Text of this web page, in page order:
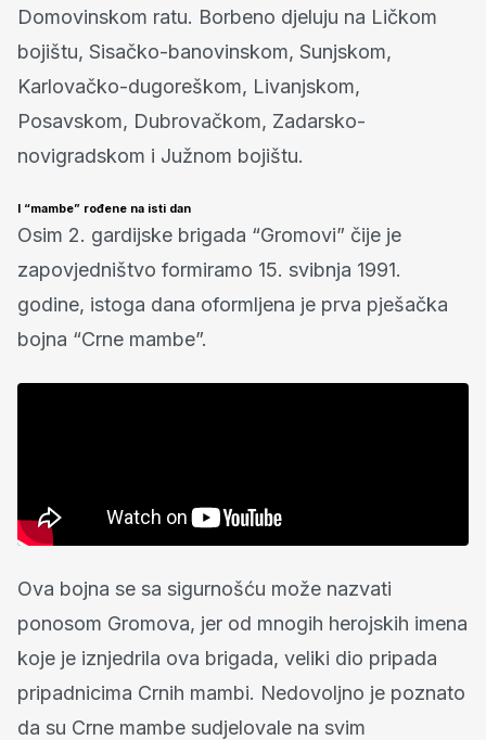
Domovinskom ratu. Borbeno djeluju na Ličkom
bojištu, Sisačko-banovinskom, Sunjskom,
Karlovačko-dugoreškom, Livanjskom,
Posavskom, Dubrovačkom, Zadarsko-
novigradskom i Južnom bojištu.
I “mambe” rođene na isti dan
Osim 2. gardijske brigada “Gromovi” čije je
zapovjedništvo formiramo 15. svibnja 1991.
godine, istoga dana oformljena je prva pješačka
bojna “Crne mambe”.
Ova bojna se sa sigurnošću može nazvati
ponosom Gromova, jer od mnogih herojskih imena
koje je iznjedrila ova brigada, veliki dio pripada
pripadnicima Crnih mambi. Nedovoljno je poznato
da su Crne mambe sudjelovale na svim